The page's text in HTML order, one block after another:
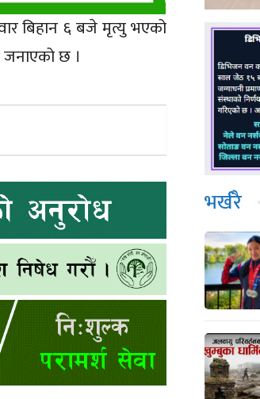
बिहान ६ बजे मृत्यु भएको
जनाएको छ ।
भर्खरै